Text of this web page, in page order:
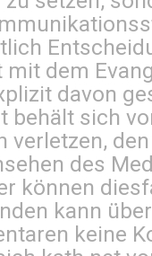
dem
davon
behält sich
verletzen,
des
können
kann
keine